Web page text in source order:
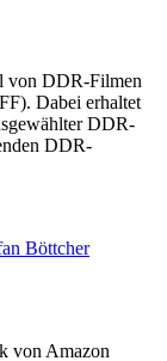
von DDR-Filmen
Dabei erhaltet
DDR-
DDR-
Böttcher
von Amazon